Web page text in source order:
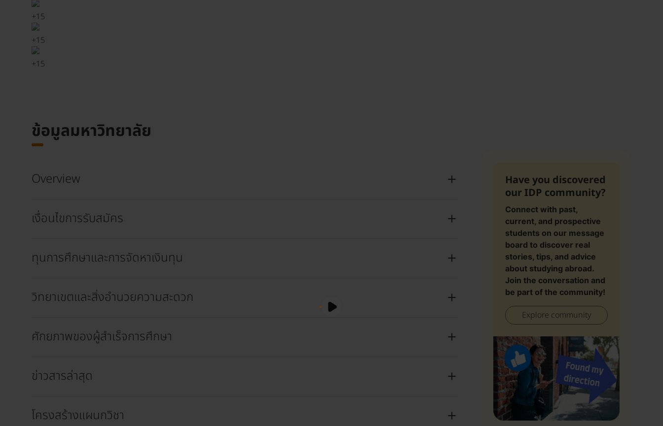
+15
+15
+15
ข้อมูลมหาวิทยาลัย
Overview
เงื่อนไขการรับสมัคร
ทุนการศึกษาและการจัดหาเงินทุน
วิทยาเขตและสิ่งอำนวยความสะดวก
ศักยภาพของผู้สำเร็จการศึกษา
ข่าวสารล่าสุด
โครงสร้างแผนกวิชา
Have you discovered
our IDP community?
Connect with past,
current, and prospective
students on our message
board to discover real
stories, tips, and advice
about studying abroad.
Join the conversation and
be part of the community!
Explore community